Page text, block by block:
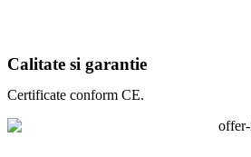
Calitate si garantie
Certificate conform CE.